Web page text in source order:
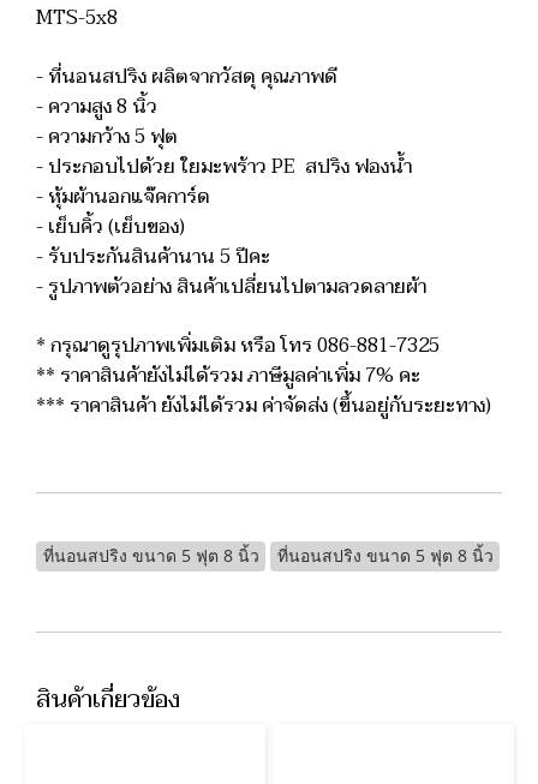
MTS-5x8
- ที่นอนสปริง ผลิตจากวัสดุ คุณภาพดี
- ความสูง 8 นิ้ว
- ความกว้าง 5 ฟุต
- ประกอบไปด้วย ใยมะพร้าว PE สปริง ฟองน้ำ
- หุ้มผ้านอกแจ๊คการ์ด
- เย็บคิ้ว (เย็บของ)
- รับประกันสินค้านาน 5 ปีคะ
- รูปภาพตัวอย่าง สินค้าเปลี่ยนไปตามลวดลายผ้า
* กรุณาดูรุปภาพเพิ่มเติม หรือ โทร 086-881-7325
** ราคาสินค้ายังไม่ได้รวม ภาษีมูลค่าเพิ่ม 7% คะ
*** ราคาสินค้า ยังไม่ได้รวม ค่าจัดส่ง (ขึ้นอยู่กับระยะทาง)
ที่นอนสปริง ขนาด 5 ฟุต 8 นิ้ว ที่นอนสปริง ขนาด 5 ฟุต 8 นิ้ว
สินค้าเกี่ยวข้อง